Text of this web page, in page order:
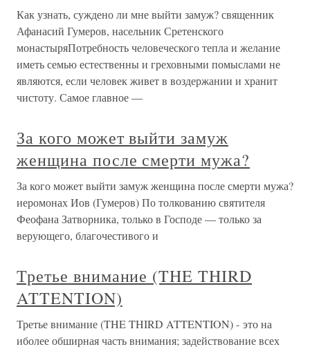
Как узнать, суждено ли мне выйти замуж? священник
Афанасий Гумеров, насельник Сретенского
монастыряПотребность человеческого тепла и желание
иметь семью естественны и греховными помыслами не
являются, если человек живет в воздержании и хранит
чистоту. Самое главное —
За кого может выйти замуж
женщина после смерти мужа?
За кого может выйти замуж женщина после смерти мужа?
иеромонах Иов (Гумеров) По толкованию святителя
Феофана Затворника, только в Господе — только за
верующего, благочестивого и
Третье внимание (THE THIRD
ATTENTION)
Третье внимание (THE THIRD ATTENTION) - это на
иболее обширная часть внимания; задействование всех